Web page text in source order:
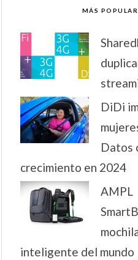
MÁS
DiDi
Datos
crecimiento en 2024
AMPL
inteligente del mundo